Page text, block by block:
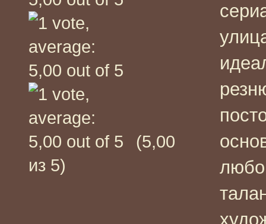
(5,00
из 5)